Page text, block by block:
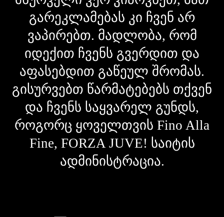
გარეკლამებას კი ჩვენ არ
ვაპირებთ. მადლობა, რომ
იდექით ჩვენს გვერდით და
აფასებდით გაწეულ შრომას.
გისურვებთ წარმატებებს თქვენ
და ჩვენს საყვარელ გუნდს,
როგორც ყოველთვის Fino Alla
Fine, FORZA JUVE! საიტის
ადმინისტრაცია.